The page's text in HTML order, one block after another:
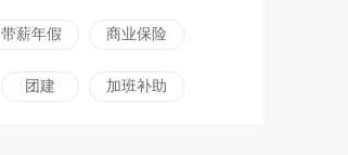
带薪年假 商业保险
团建 加班补助